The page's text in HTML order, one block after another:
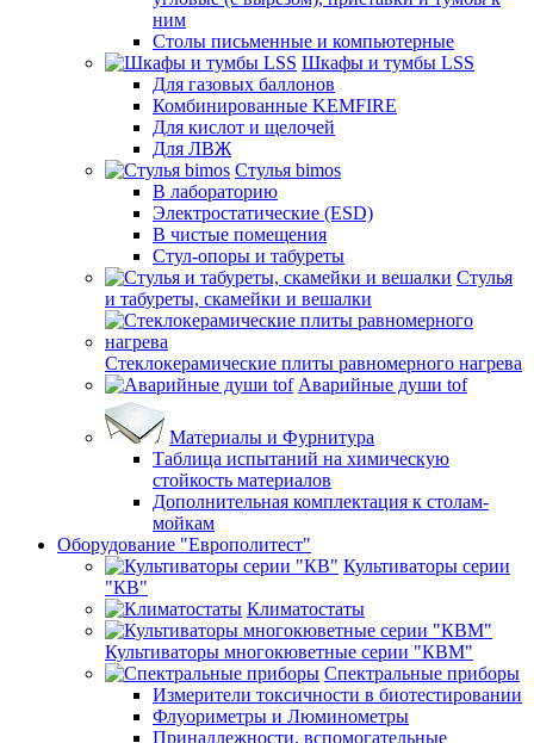
ним
Столы письменные и компьютерные
Шкафы и тумбы LSS
Для газовых баллонов
Комбинированные KEMFIRE
Для кислот и щелочей
Для ЛВЖ
Стулья bimos
В лабораторию
Электростатические (ESD)
В чистые помещения
Стул-опоры и табуреты
Стулья
и табуреты, скамейки и вешалки
Стеклокерамические плиты равномерного нагрева
Аварийные души tof
Материалы и Фурнитура
Таблица испытаний на химическую
стойкость материалов
Дополнительная комплектация к столам-
мойкам
Оборудование "Европолитест"
Культиваторы серии
"КВ"
Климатостаты
Культиваторы многокюветные серии "КВМ"
Спектральные приборы
Измерители токсичности в биотестировании
Флуориметры и Люминометры
Принадлежности, вспомогательные